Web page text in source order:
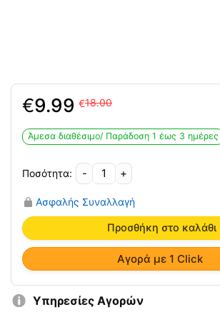
18.00
€
was:
18.00€.
9.99
€
τιμή
είναι:
9.99€.
Άμεσα διαθέσιμο/ Παράδoση 1 έως 3 ημέρες
-
Επίθεμα
Cold-
Hot
με
Δέστρες
12X18cm
ποσότητα
+
Ασφαλής Συναλλαγή
Προσθήκη στο καλάθι
Αγορά με 1 Click
Υπηρεσίες Αγορών